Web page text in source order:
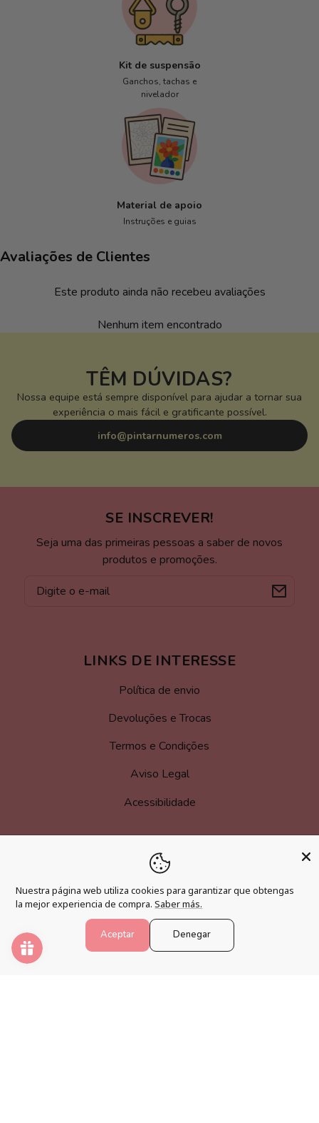
Kit de suspensão
Ganchos, tachas e
nivelador
Material de apoio
Instruções e guias
Avaliações de Clientes
Este produto ainda não recebeu avaliações
Nenhum item encontrado
TÊM DÚVIDAS?
Nossa equipe está sempre disponível para ajudar a tornar sua
experiência o mais fácil e gratificante possível.
info@pintarnumeros.com
SE INSCREVER!
Seja uma das primeiras pessoas a saber de novos
produtos e promoções.
mail
LINKS DE INTERESSE
Política de envio
Devoluções e Trocas
Termos e Condições
Aviso Legal
Acessibilidade
MAIS INFORMAÇÃO
Torne-se um afiliado
Programa de fidelização
Perguntas frequentes
Nuestra página web utiliza cookies para garantizar que obtengas
la mejor experiencia de compra. Saber más.
Aceptar Denegar